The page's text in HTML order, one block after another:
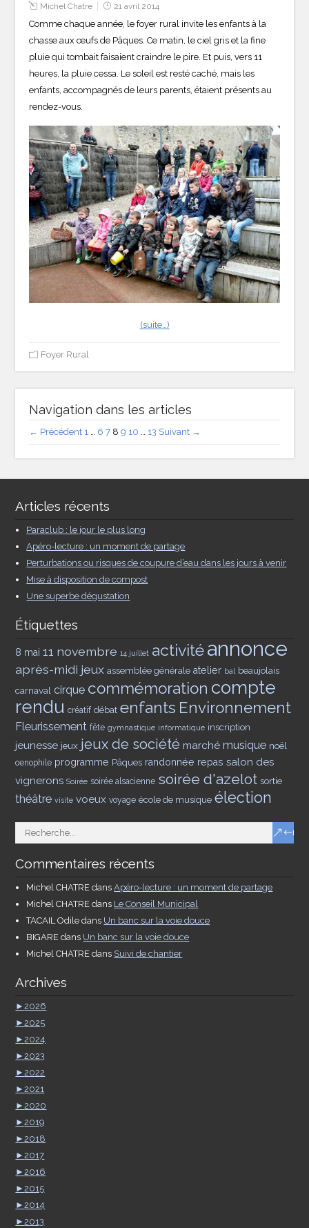
Michel Chatre 21 avril 2014
Comme chaque année, le foyer rural invite les enfants à la
chasse aux œufs de Pâques. Ce matin, le ciel gris et la fine
pluie qui tombait faisaient craindre le pire. Et puis, vers 11
heures, la pluie cessa. Le soleil est resté caché, mais les
enfants, accompagnés de leurs parents, étaient présents au
rendez-vous.
(suite…)
Foyer Rural
Navigation dans les articles
← Précédent 1 6 7 8 9 10 13 Suivant →
Articles récents
Paraclub : le jour le plus long
Apéro-lecture : un moment de partage
Perturbations ou risques de coupure d’eau dans les jours à venir
Mise à disposition de compost
Une superbe dégustation
Étiquettes
8 mai 11 novembre 14 juillet activitéannonce
après-midi jeux assemblée générale atelier bal beaujolais
carnaval cirque commémoration compte
rendu créatif débat enfants Environnement
Fleurissement fête gymnastique informatique inscription
jeunesse jeux jeux de société marché musique noël
oenophile programme Pâques randonnée repas salon des
vignerons Soirée soirée alsacienne soirée d'azelot sortie
théâtre visite voeux voyage école de musique élection
Commentaires récents
Michel CHATRE dansApéro-lecture : un moment de partage
Michel CHATRE dans Le Conseil Municipal
TACAIL Odile dans Un banc sur la voie douce
BIGARE dans Un banc sur la voie douce
Michel CHATRE dans Suivi de chantier
Archives
►2026
►2025
►2024
►2023
►2022
►2021
►2020
►2019
►2018
►2017
►2016
►2015
►2014
►2013